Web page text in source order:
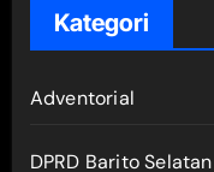
Kategori
Adventorial
DPRD Barito Selatan